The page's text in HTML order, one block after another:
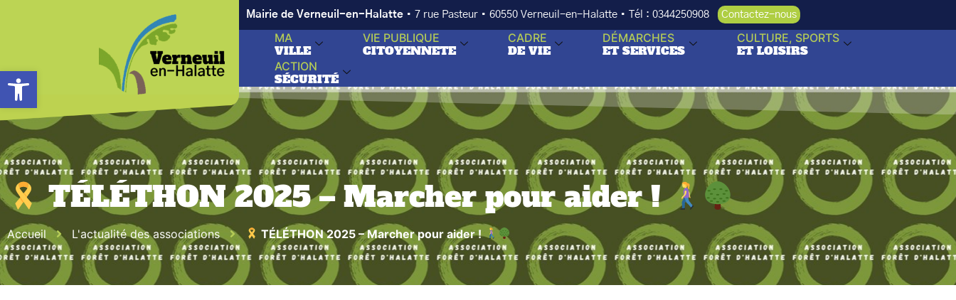
Ouvrir la barre d’outils
Mairie de Verneuil-en-Halatte • 7 rue Pasteur • 60550 Verneuil-en-Halatte • Tél : 0344250908 Contactez-nous
MA
VILLE
VIE PUBLIQUE
CITOYENNETE
CADRE
DE VIE
DÉMARCHES
ET SERVICES
CULTURE, SPORTS
ET LOISIRS
ACTION
SÉCURITÉ
TÉLÉTHON 2025 – Marcher pour aider !
Accueil L'actualité des associations TÉLÉTHON 2025 – Marcher pour aider !